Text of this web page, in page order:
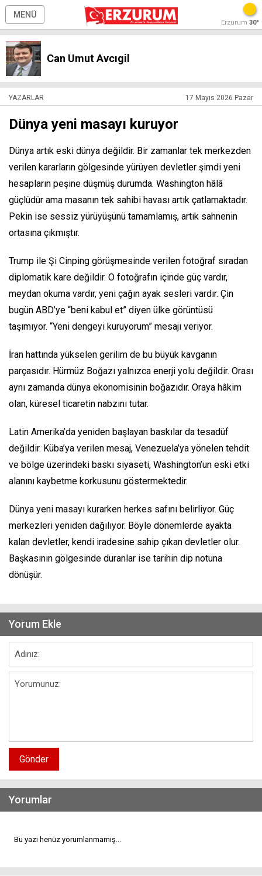
MENÜ
Erzurum 30°
Can Umut Avcıgil
YAZARLAR 17 Mayıs 2026 Pazar
Dünya yeni masayı kuruyor
Dünya artık eski dünya değildir. Bir zamanlar tek merkezden
verilen kararların gölgesinde yürüyen devletler şimdi yeni
hesapların peşine düşmüş durumda. Washington hâlâ
güçlüdür ama masanın tek sahibi havası artık çatlamaktadır.
Pekin ise sessiz yürüyüşünü tamamlamış, artık sahnenin
ortasına çıkmıştır.
Trump ile Şi Cinping görüşmesinde verilen fotoğraf sıradan
diplomatik kare değildir. O fotoğrafın içinde güç vardır,
meydan okuma vardır, yeni çağın ayak sesleri vardır. Çin
bugün ABD’ye “beni kabul et” diyen ülke görüntüsü
taşımıyor. “Yeni dengeyi kuruyorum” mesajı veriyor.
İran hattında yükselen gerilim de bu büyük kavganın
parçasıdır. Hürmüz Boğazı yalnızca enerji yolu değildir. Orası
aynı zamanda dünya ekonomisinin boğazıdır. Oraya hâkim
olan, küresel ticaretin nabzını tutar.
Latin Amerika’da yeniden başlayan baskılar da tesadüf
değildir. Küba’ya verilen mesaj, Venezuela’ya yönelen tehdit
ve bölge üzerindeki baskı siyaseti, Washington’un eski etki
alanını kaybetme korkusunu göstermektedir.
Dünya yeni masayı kurarken herkes safını belirliyor. Güç
merkezleri yeniden dağılıyor. Böyle dönemlerde ayakta
kalan devletler, kendi iradesine sahip çıkan devletler olur.
Başkasının gölgesinde duranlar ise tarihin dip notuna
dönüşür.
Yorum Ekle
Gönder
Yorumlar
Bu yazı henüz yorumlanmamış...